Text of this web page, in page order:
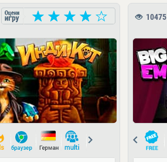
10475
Prev